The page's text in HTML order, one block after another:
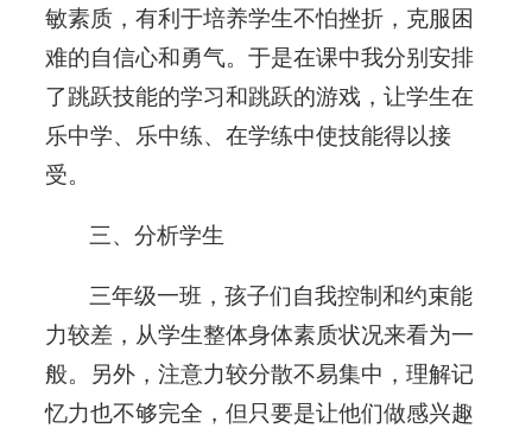
敏素质，有利于培养学生不怕挫折，克服困
难的自信心和勇气。于是在课中我分别安排
了跳跃技能的学习和跳跃的游戏，让学生在
乐中学、乐中练、在学练中使技能得以接
受。
三、分析学生
三年级一班，孩子们自我控制和约束能
力较差，从学生整体身体素质状况来看为一
般。另外，注意力较分散不易集中，理解记
忆力也不够完全，但只要是让他们做感兴趣